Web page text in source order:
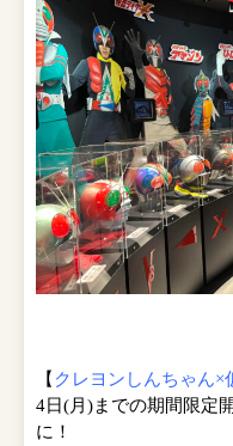
【 クレヨンしんちゃん×
4日(月)までの期間限定
に！